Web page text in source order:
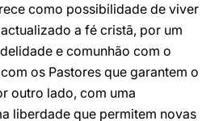
como possibilidade de viver
a fé cristã, por um
e comunhão com o
os Pastores que garantem o
outro lado, com uma
liberdade que permitem novas